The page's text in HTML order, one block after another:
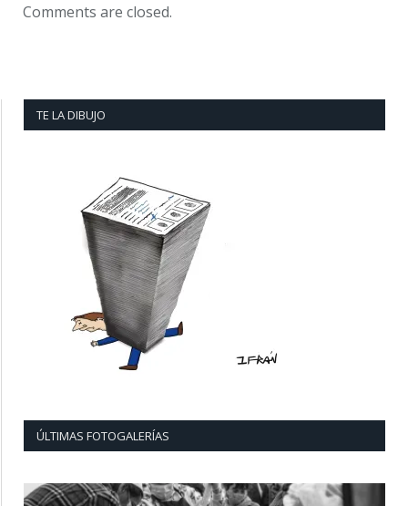
Comments are closed.
TE LA DIBUJO
ÚLTIMAS FOTOGALERÍAS